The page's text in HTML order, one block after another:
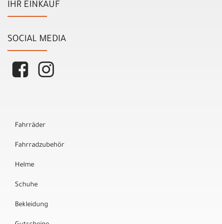
IHR EINKAUF
SOCIAL MEDIA
Fahrräder
Fahrradzubehör
Helme
Schuhe
Bekleidung